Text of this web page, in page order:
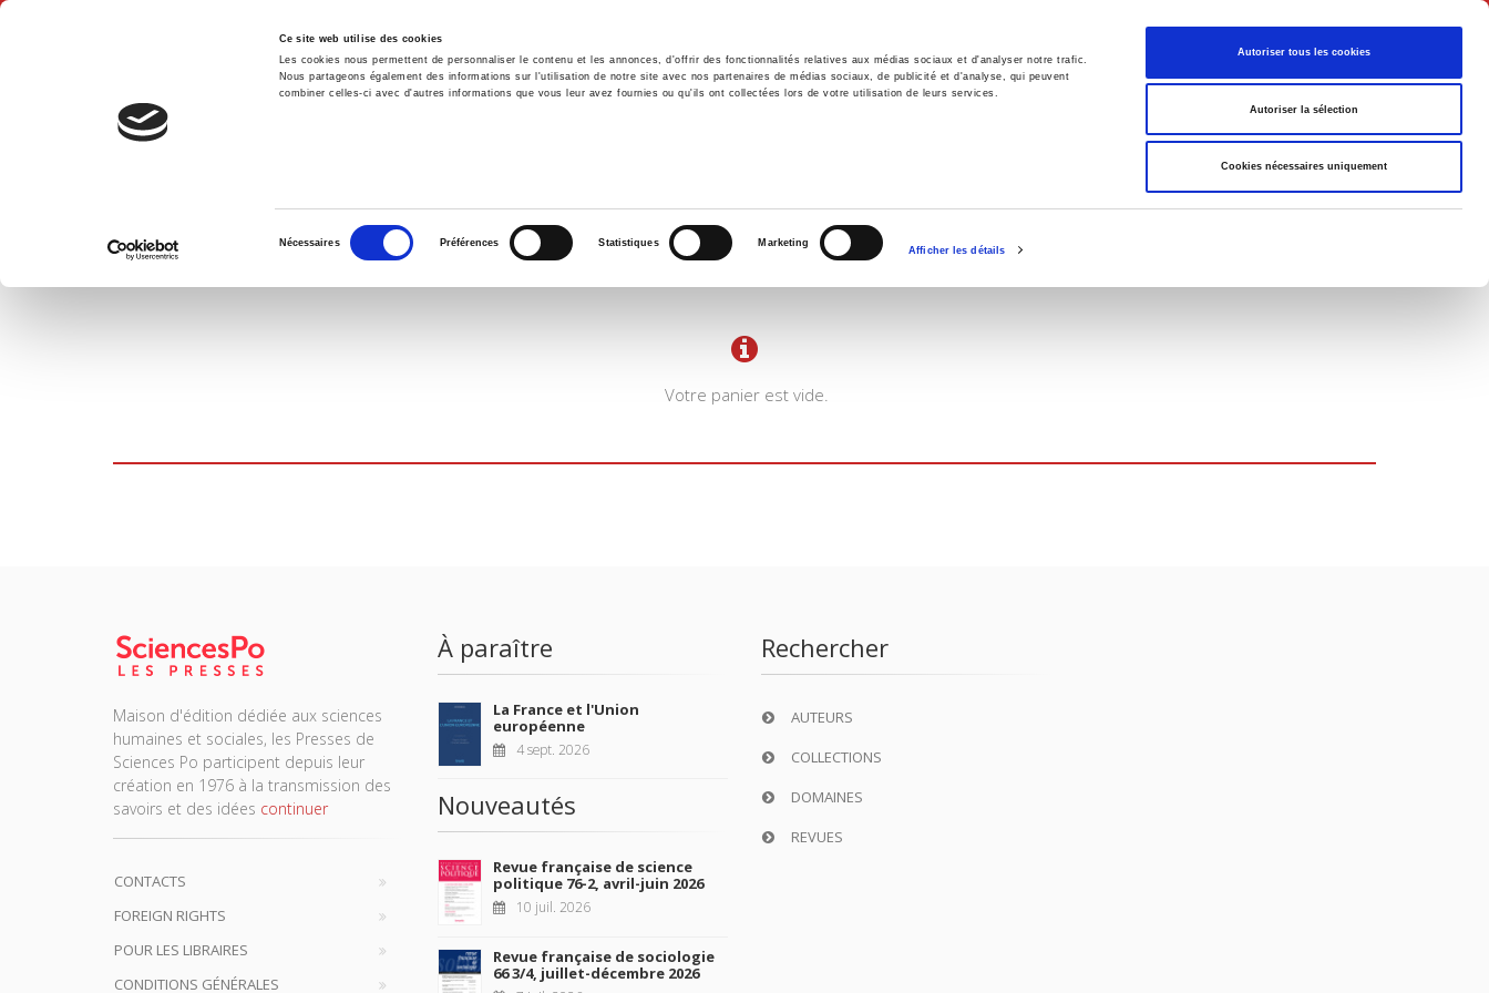
Ce site web utilise des cookies
Les cookies nous permettent de personnaliser le contenu et les annonces, d'offrir des fonctionnalités relatives aux médias sociaux et d'analyser notre trafic.
Nous partageons également des informations sur l'utilisation de notre site avec nos partenaires de médias sociaux, de publicité et d'analyse, qui peuvent
combiner celles-ci avec d'autres informations que vous leur avez fournies ou qu'ils ont collectées lors de votre utilisation de leurs services.
consentement
Nécessaires Préférences Statistiques Marketing
Afficher les détails
Autoriser tous les cookies
Autoriser la sélection
Cookies nécessaires uniquement
Français
Accueil Environnement Histoire International
PANIER D'ACHATS
Votre panier est vide.
Maison d'édition dédiée aux sciences
humaines et sociales, les Presses de
Sciences Po participent depuis leur
création en 1976 à la transmission des
savoirs et des idées continuer
CONTACTS
FOREIGN RIGHTS
POUR LES LIBRAIRES
CONDITIONS GÉNÉRALES
À paraître
La France et l'Union
européenne
4 sept. 2026
Nouveautés
Revue française de science
politique 76-2, avril-juin 2026
10 juil. 2026
Revue française de sociologie
66 3/4, juillet-décembre 2026
Rechercher
AUTEURS
COLLECTIONS
DOMAINES
REVUES